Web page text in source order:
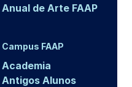
Anual de Arte FAAP
Campus FAAP
Academia
Antigos Alunos